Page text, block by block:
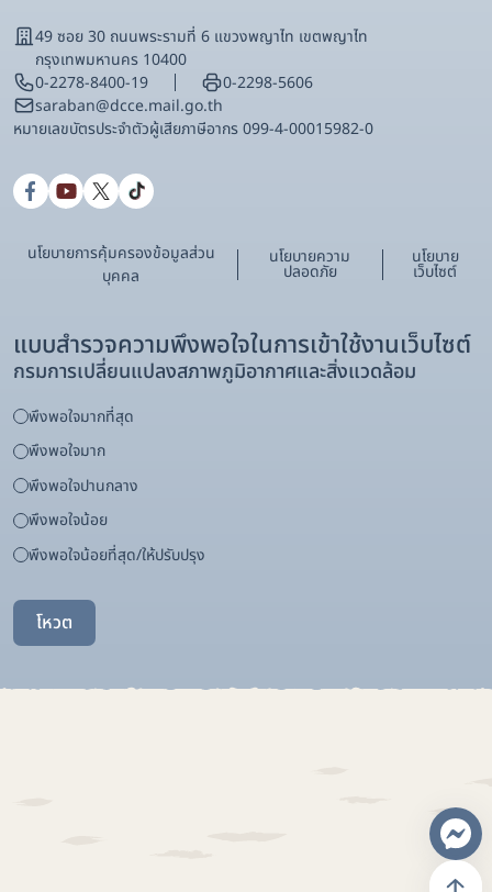
49 ซอย 30 ถนนพระรามที่ 6 แขวงพญาไท เขตพญาไท
กรุงเทพมหานคร 10400
0-2278-8400-19
0-2298-5606
saraban@dcce.mail.go.th
หมายเลขบัตรประจําตัวผู้เสียภาษีอากร 099-4-00015982-0
นโยบายการคุ้มครองข้อมูลส่วน
บุคคล
นโยบายความ
ปลอดภัย
นโยบาย
เว็บไซต์
แบบสำรวจความพึงพอใจในการเข้าใช้งานเว็บไซต์
กรมการเปลี่ยนแปลงสภาพภูมิอากาศและสิ่งแวดล้อม
พึงพอใจมากที่สุด
พึงพอใจมาก
พึงพอใจปานกลาง
พึงพอใจน้อย
พึงพอใจน้อยที่สุด/ให้ปรับปรุง
โหวต